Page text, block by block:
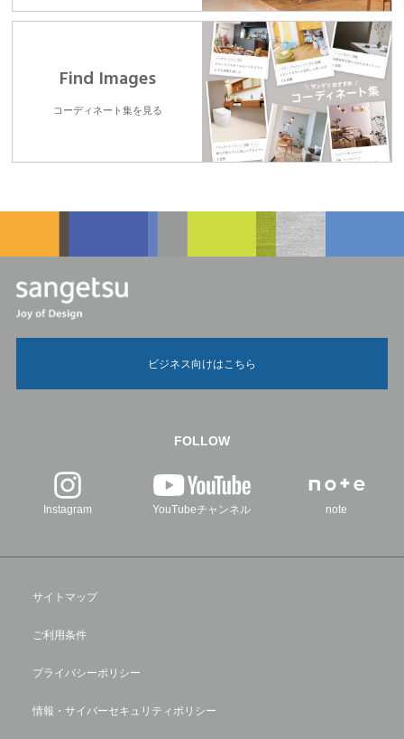
Find Images
コーディネート集を見る
ビジネス向けはこちら
FOLLOW
Instagram YouTubeチャンネル note
サイトマップ
ご利用条件
プライバシーポリシー
情報・サイバーセキュリティポリシー